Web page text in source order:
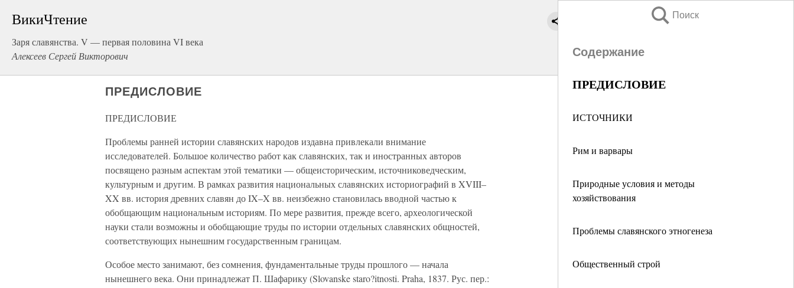
ВикиЧтение
Заря славянства. V — первая половина VI века
Алексеев Сергей Викторович
Поиск
Содержание
ПРЕДИСЛОВИЕ
ИСТОЧНИКИ
Рим и варвары
Природные условия и методы
хозяйствования
Проблемы славянского этногенеза
Общественный строй
ПРЕДИСЛОВИЕ
ПРЕДИСЛОВИЕ
Проблемы ранней истории славянских народов издавна привлекали внимание
исследователей. Большое количество работ как славянских, так и иностранных авторов
посвящено разным аспектам этой тематики — общеисторическим, источниковедческим,
культурным и другим. В рамках развития национальных славянских историографий в XVIII–
XX вв. история древних славян до IX–X вв. неизбежно становилась вводной частью к
обобщающим национальным историям. По мере развития, прежде всего, археологической
науки стали возможны и обобщающие труды по истории отдельных славянских общностей,
соответствующих нынешним государственным границам.
Особое место занимают, без сомнения, фундаментальные труды прошлого — начала
нынешнего века. Они принадлежат П. Шафарику (Slovanske staro?itnosti. Praha, 1837. Рус. пер.: